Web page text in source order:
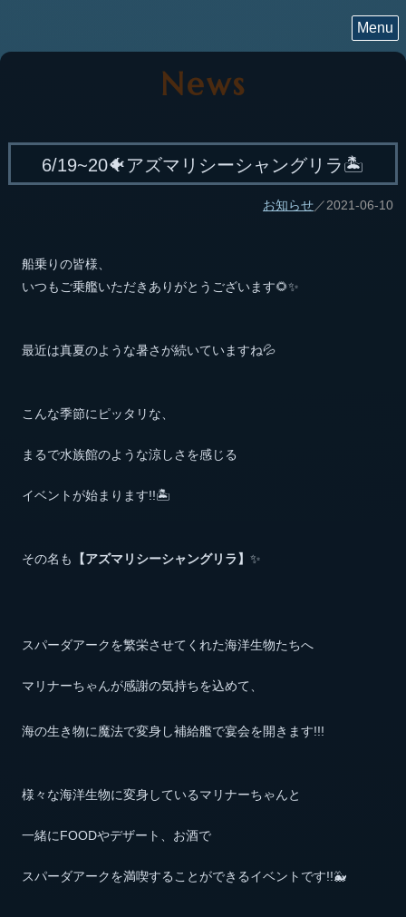
Menu
News
6/19~20🐠アズマリシーシャングリラ🏝
お知らせ／2021-06-10
船乗りの皆様、
いつもご乗艦いただきありがとうございます🌻✨
最近は真夏のような暑さが続いていますね💦
こんな季節にピッタリな、
まるで水族館のような涼しさを感じる
イベントが始まります!!🏝
その名も 【アズマリシーシャングリラ】 ✨
スパーダアークを繁栄させてくれた海洋生物たちへ
マリナーちゃんが感謝の気持ちを込めて、
海の生き物に魔法で変身し補給艦で宴会を開きます!!!
様々な海洋生物に変身しているマリナーちゃんと
一緒にFOODやデザート、お酒で
スパーダアークを満喫することができるイベントです!!🐳